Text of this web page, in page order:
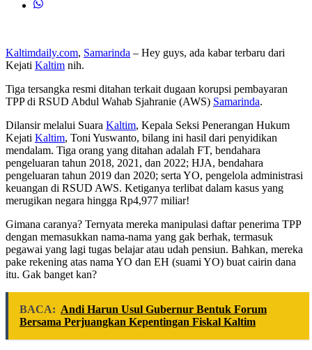
Kaltimdaily.com, Samarinda – Hey guys, ada kabar terbaru dari
Kejati Kaltim nih.
Tiga tersangka resmi ditahan terkait dugaan korupsi pembayaran
TPP di RSUD Abdul Wahab Sjahranie (AWS) Samarinda.
Dilansir melalui Suara Kaltim, Kepala Seksi Penerangan Hukum
Kejati Kaltim, Toni Yuswanto, bilang ini hasil dari penyidikan
mendalam. Tiga orang yang ditahan adalah FT, bendahara
pengeluaran tahun 2018, 2021, dan 2022; HJA, bendahara
pengeluaran tahun 2019 dan 2020; serta YO, pengelola administrasi
keuangan di RSUD AWS. Ketiganya terlibat dalam kasus yang
merugikan negara hingga Rp4,977 miliar!
Gimana caranya? Ternyata mereka manipulasi daftar penerima TPP
dengan memasukkan nama-nama yang gak berhak, termasuk
pegawai yang lagi tugas belajar atau udah pensiun. Bahkan, mereka
pake rekening atas nama YO dan EH (suami YO) buat cairin dana
itu. Gak banget kan?
BACA: Andi Harun Usul Gubernur Bentuk Forum
Bersama Perjuangkan Kepentingan Fiskal Kaltim